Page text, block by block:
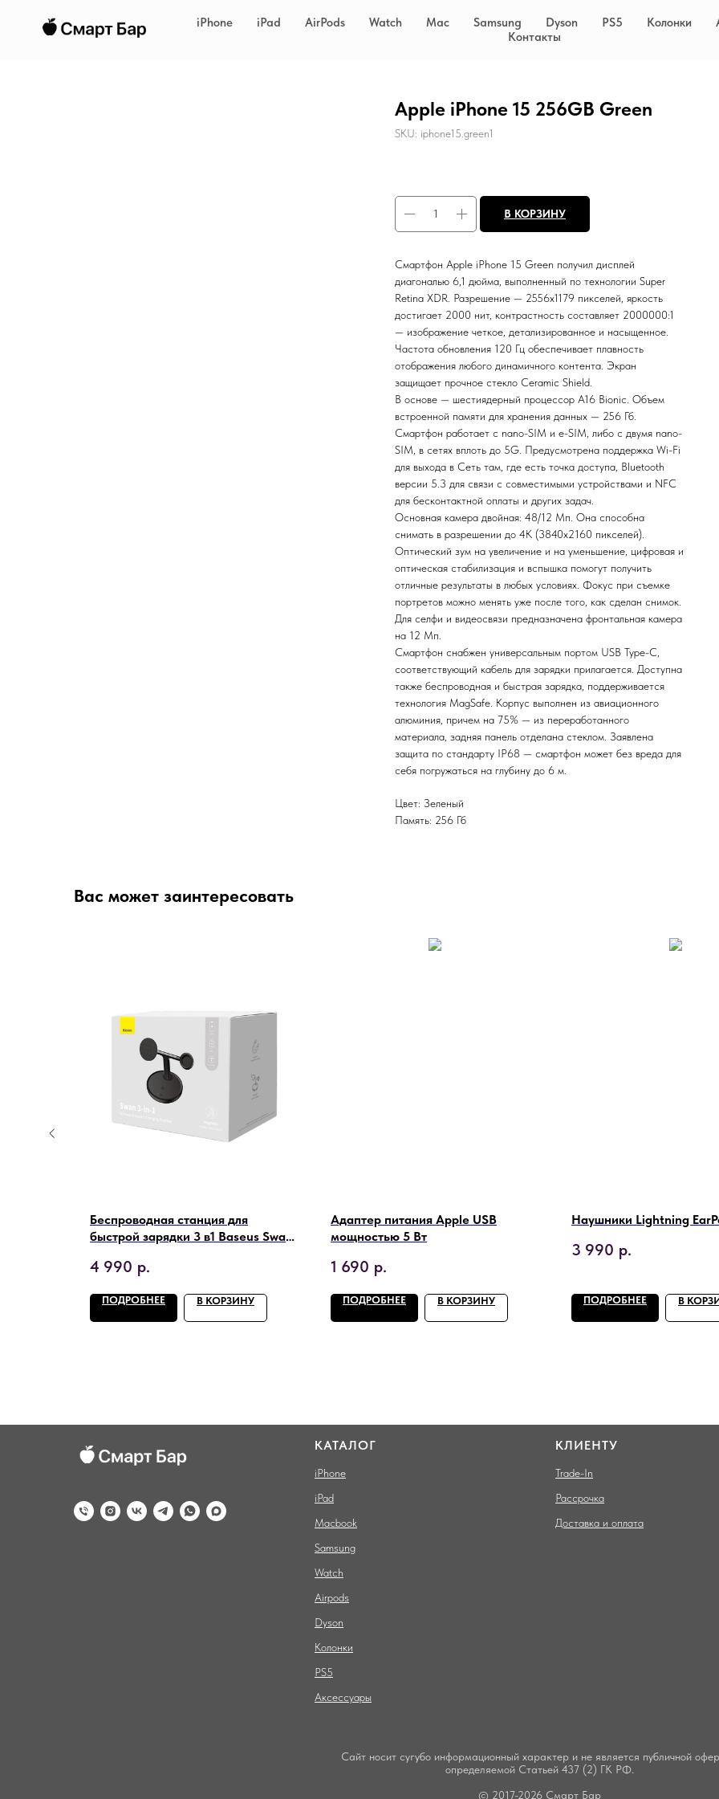
iPhone iPad AirPods Watch Mac Samsung Dyson PS5 Колонки
Контакты
Apple iPhone 15 256GB Green
SKU: iphone15.green1
В КОРЗИНУ
Смартфон Apple iPhone 15 Green получил дисплей
диагональю 6,1 дюйма, выполненный по технологии Super
Retina XDR. Разрешение — 2556x1179 пикселей, яркость
достигает 2000 нит, контрастность составляет 2000000:1
— изображение четкое, детализированное и насыщенное.
Частота обновления 120 Гц обеспечивает плавность
отображения любого динамичного контента. Экран
защищает прочное стекло Ceramic Shield.
В основе — шестиядерный процессор A16 Bionic. Объем
встроенной памяти для хранения данных — 256 Гб.
Смартфон работает с nano-SIM и e-SIM, либо с двумя nano-
SIM, в сетях вплоть до 5G. Предусмотрена поддержка Wi-Fi
для выхода в Сеть там, где есть точка доступа, Bluetooth
версии 5.3 для связи с совместимыми устройствами и NFC
для бесконтактной оплаты и других задач.
Основная камера двойная: 48/12 Мп. Она способна
снимать в разрешении до 4К (3840x2160 пикселей).
Оптический зум на увеличение и на уменьшение, цифровая и
оптическая стабилизация и вспышка помогут получить
отличные результаты в любых условиях. Фокус при съемке
портретов можно менять уже после того, как сделан снимок.
Для селфи и видеосвязи предназначена фронтальная камера
на 12 Мп.
Смартфон снабжен универсальным портом USB Type-C,
соответствующий кабель для зарядки прилагается. Доступна
также беспроводная и быстрая зарядка, поддерживается
технология MagSafe. Корпус выполнен из авиационного
алюминия, причем на 75% — из переработанного
материала, задняя панель отделана стеклом. Заявлена
защита по стандарту IP68 — смартфон может без вреда для
себя погружаться на глубину до 6 м.
Цвет: Зеленый
Память: 256 Гб
Вас может заинтересовать
Беспроводная станция для
быстрой зарядки 3 в1 Baseus Swan
4 990 р.
ПОДРОБНЕЕ В КОРЗИНУ
Адаптер питания Apple USB
мощностью 5 Вт
1 690 р.
ПОДРОБНЕЕ В КОРЗИНУ
Наушники Lightning
3 990 р.
ПОДРОБНЕЕ В
КАТАЛОГ
iPhone
iPad
Macbook
Samsung
Watch
Airpods
Dyson
Колонки
PS5
Аксессуары
КЛИЕНТУ
Trade-In
Рассрочка
Доставка и оплата
Сайт носит сугубо информационный характер и не является публичной
определяемой Статьей 437 (2) ГК РФ.
© 2017-2026 Смарт Бар